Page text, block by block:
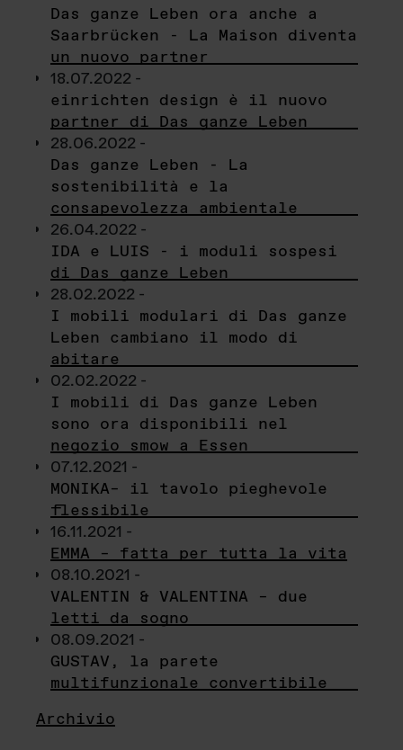
Das ganze Leben ora anche a
Saarbrücken - La Maison diventa
un nuovo partner
18.07.2022 -
einrichten design è il nuovo
partner di Das ganze Leben
28.06.2022 -
Das ganze Leben - La
sostenibilità e la
consapevolezza ambientale
26.04.2022 -
IDA e LUIS - i moduli sospesi
di Das ganze Leben
28.02.2022 -
I mobili modulari di Das ganze
Leben cambiano il modo di
abitare
02.02.2022 -
I mobili di Das ganze Leben
sono ora disponibili nel
negozio smow a Essen
07.12.2021 -
MONIKA– il tavolo pieghevole
flessibile
16.11.2021 -
EMMA – fatta per tutta la vita
08.10.2021 -
VALENTIN & VALENTINA – due
letti da sogno
08.09.2021 -
GUSTAV, la parete
multifunzionale convertibile
Archivio